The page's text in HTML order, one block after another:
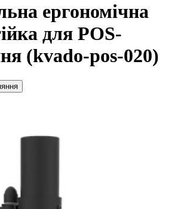
ергономічна
для POS-
(kvado-pos-020)